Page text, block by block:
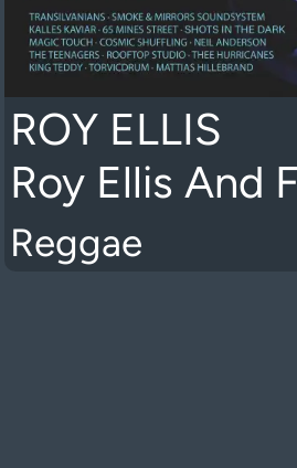
ROY ELLIS
Roy Ellis And
Reggae